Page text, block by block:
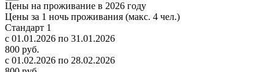
Цены на проживание в 2026 году
Цены за 1 ночь проживания (макс. 4 чел.)
Стандарт 1
с 01.01.2026 по 31.01.2026
800 руб.
с 01.02.2026 по 28.02.2026